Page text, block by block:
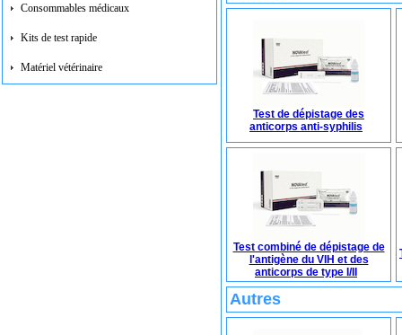
Consommables médicaux
Kits de test rapide
Matériel vétérinaire
Test de dépistage des
anticorps anti-syphilis
Test combiné de dépistage de
l'antigène du VIH et des
anticorps de type I/II
Autres